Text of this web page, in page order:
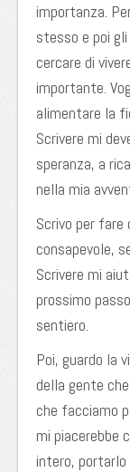
importanza.
stesso e poi
cercare di
importante.
alimentare la
Scrivere mi
speranza, a
nella mia
Scrivo per fare
consapevole,
Scrivere mi
prossimo
sentiero.
Poi, guardo la
della gente
che facciamo
mi piacerebbe
intero, portarlo